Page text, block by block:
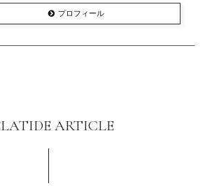
プロフィール
ARTICLE